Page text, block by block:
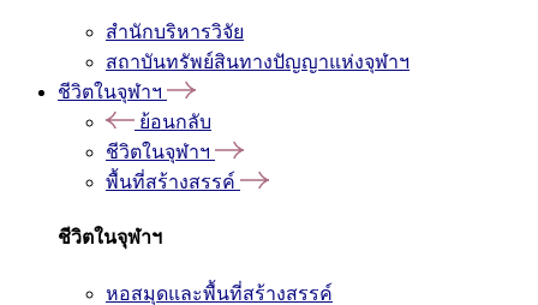
สำนักบริหารวิจัย
สถาบันทรัพย์สินทางปัญญาแห่งจุฬาฯ
ชีวิตในจุฬาฯ
ย้อนกลับ
ชีวิตในจุฬาฯ
พื้นที่สร้างสรรค์
ชีวิตในจุฬาฯ
หอสมุดและพื้นที่สร้างสรรค์